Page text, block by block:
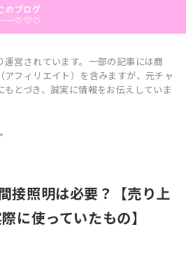
営されています。一部の記事には商
フィリエイト）を含みますが、元チャ
もとづき、誠実に情報をお伝えしていま
接照明は必要？【売り上
に使っていたもの】